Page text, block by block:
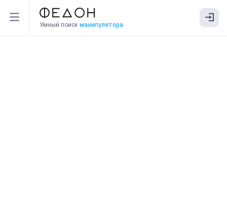
Умный поиск манипулятора